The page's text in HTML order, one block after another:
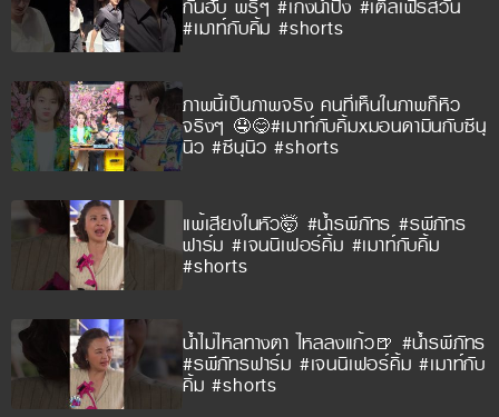
กันฮับ พรี่ๆ #เก่งน้ำปิง #เติ้ลเฟิร์สวัน
#เมาท์กับคิ้ม #shorts
ภาพนี้เป็นภาพจริง คนที่เห็นในภาพก็หิว
จริงๆ 🤤😋#เมาท์กับคิ้มxมอนดามินกับซีนุ
นิว #ซีนุนิว #shorts
แพ้เสียงในหัว🤯 #น้ำรพีภัทร #รพีภัทร
ฟาร์ม #เจนนิเฟอร์คิ้ม #เมาท์กับคิ้ม
#shorts
น้ำไม่ไหลทางตา ไหลลงแก้ว🍺 #น้ำรพีภัทร
#รพีภัทรฟาร์ม #เจนนิเฟอร์คิ้ม #เมาท์กับ
คิ้ม #shorts